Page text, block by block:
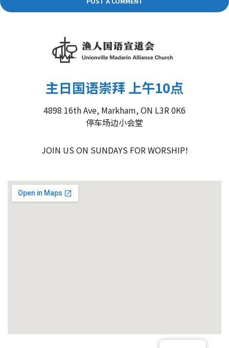
主日国语崇拜 上午10点
4898 16th Ave, Markham, ON L3R 0K6
停车场边小会堂
JOIN US ON SUNDAYS FOR WORSHIP!